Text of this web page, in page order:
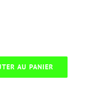
AU PANIER